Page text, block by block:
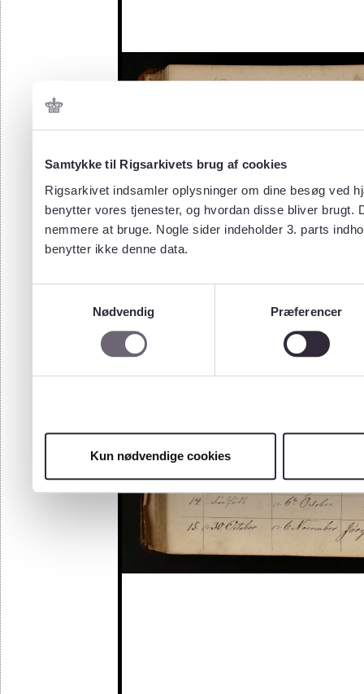
Samtykke til Rigsarkivets brug af cookies
Rigsarkivet indsamler oplysninger om dine besøg ved
benytter vores tjenester, og hvordan disse bliver
nemmere at bruge. Nogle sider indeholder 3. parts
benytter ikke denne data.
Nødvendig
Præferencer
Kun nødvendige cookies